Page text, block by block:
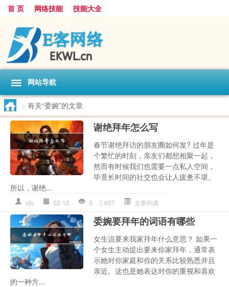
首 页 网络技能 技能大全
网站导航
> 有关“委婉”的文章
谢绝拜年怎么写
春节谢绝拜访的朋友圈如何发? 过年是
个繁忙的时刻，亲友们都想相聚一起，
然而有时候我们也需要一点私人空间，
毕竟长时间的社交也会让人疲惫不堪。
所以，谢绝...
xjb 02-12 0 657 文章列表
委婉要拜年的词语有哪些
女生说要来我家拜年什么意思？ 如果一
个女生主动提出要来你家拜年，通常表
示她对你家庭和你的关系比较熟悉并且
亲近。这也是她表达对你的重视和喜欢
的一种方...